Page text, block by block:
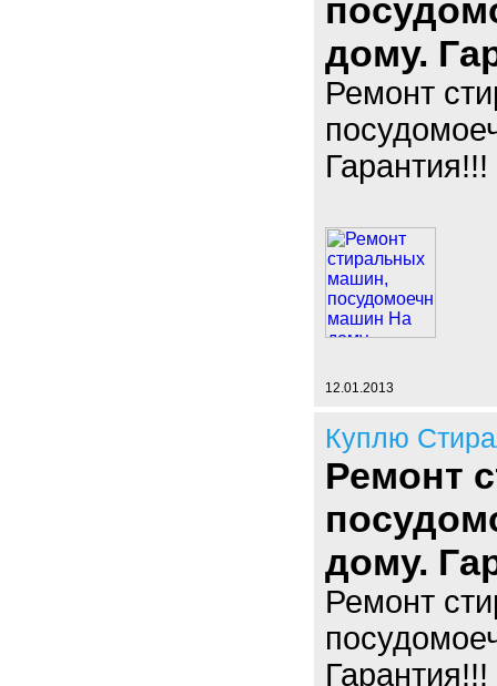
дому.
Ремонт
12.01.2013
Куплю
Ремонт
дому.
Ремонт